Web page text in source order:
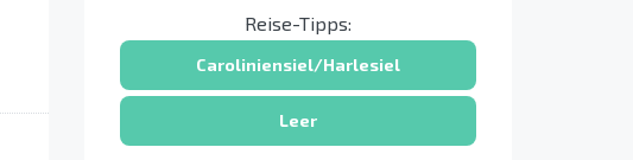
Reise-Tipps:
Caroliniensiel/Harlesiel
Leer